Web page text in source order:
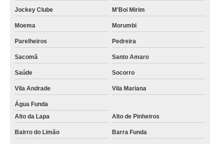
Jockey Clube M'Boi Mirim
Moema Morumbi
Parelheiros Pedreira
Sacomã Santo Amaro
Saúde Socorro
Vila Andrade Vila Mariana
Água Funda
Alto da Lapa
Alto de Pinheiros
Bairro do Limão Barra Funda